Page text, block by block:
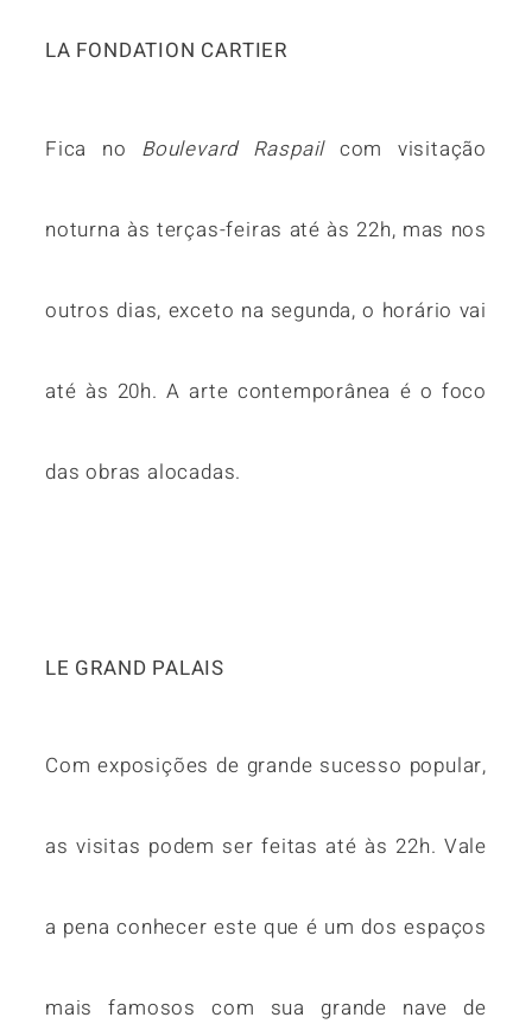
LA FONDATION CARTIER
Fica no Boulevard Raspailcom visitação
noturna às terças-feiras até às 22h, mas nos
outros dias, exceto na segunda, o horário vai
até às 20h. A arte contemporânea é o foco
das obras alocadas.
LE GRAND PALAIS
Com exposições de grande sucesso popular,
as visitas podem ser feitas até às 22h. Vale
a pena conhecer este que é um dos espaços
mais famosos com sua grande nave de